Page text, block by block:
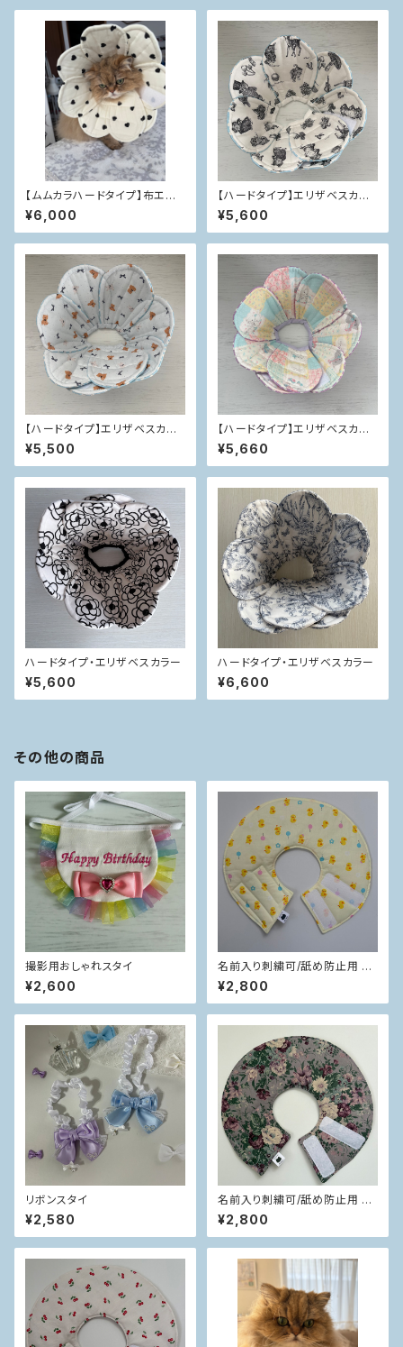
【ムムカラハードタイプ】布エリ
ザベスカラー
¥6,000
【ハードタイプ】エリザベスカラ
ー
¥5,600
【ハードタイプ】エリザベスカラ
ー
¥5,500
【ハードタイプ】エリザベスカラ
ー
¥5,660
ハードタイプ・エリザベスカラー
¥5,600
ハードタイプ・エリザベスカラー
¥6,600
その他の商品
撮影用おしゃれスタイ
¥2,600
名前入り刺繍可/舐め防止用 ソ
フトエリカラ
¥2,800
リボンスタイ
¥2,580
名前入り刺繍可/舐め防止用 ソ
フトエリカラ
¥2,800